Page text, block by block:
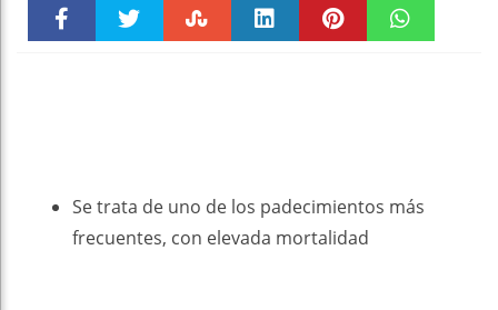
Se trata de uno de los padecimientos más
frecuentes, con elevada mortalidad